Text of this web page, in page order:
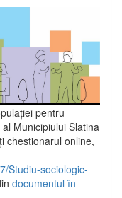
pentru
Municipiului Slatina
chestionarul online,
Studiu-sociologic-
documentul în